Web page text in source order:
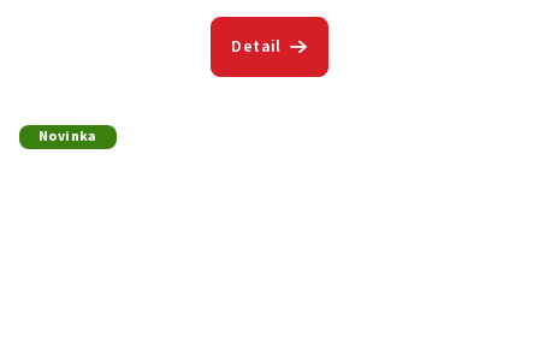
Detail
Novinka